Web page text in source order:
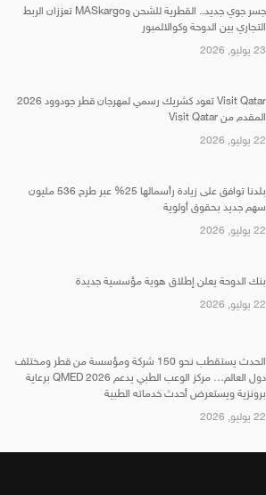
جسر جوي جديد.. القطرية للشحن وMASkargo تعززان الربط
التجاري بين الدوحة وكوالالمبور
23 يوليو, 2026
Visit Qatar تعود كشريك رسمي لمهرجان قطر جودوود 2026
المقدم من Visit Qatar
22 يوليو, 2026
بلدنا توافق على زيادة رأسمالها 25% عبر طرح 536 مليون
سهم جديد بحقوق أولوية
22 يوليو, 2026
بنك الدوحة يعلن إطلاق هوية مؤسسية جديدة
22 يوليو, 2026
الحدث يستقطب نحو 150 شركة ومؤسسة من قطر ومختلف
دول العالم… مركز الوعب الطبي يدعم QMED 2026 برعاية
برونزية ويستعرض أحدث خدماته الطبية
22 يوليو, 2026